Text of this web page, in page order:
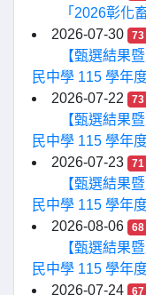
「2026彰化
2026-07-30
73
【甄選結果
民中學 115 學年
2026-07-22
73
【甄選結果
民中學 115 學年
2026-07-23
71
【甄選結果
民中學 115 學年
2026-08-06
68
【甄選結果
民中學 115 學年
2026-07-24
67